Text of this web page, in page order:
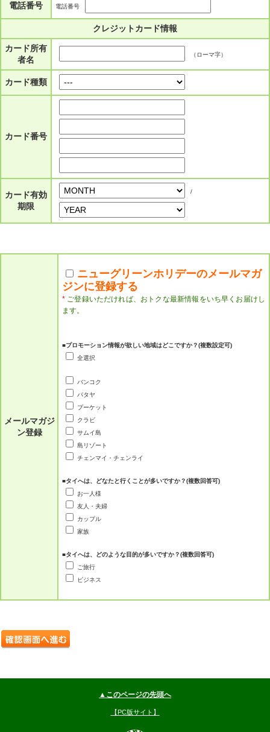
電話番号 電話番号
クレジットカード情報
カード所有
者名
（ローマ字）
カード種類
カード番号
カード有効
期限
/
メールマガジ
ン登録
ニューグリーンホリデーのメールマガ
ジンに登録する
* ご登録いただければ、おトクな最新情報をいち早くお届けし
ます。
■プロモーション情報が欲しい地域はどこですか？(複数設定可)
全選択
バンコク
パタヤ
プーケット
クラビ
サムイ島
島リゾート
チェンマイ・チェンライ
■タイへは、どなたと行くことが多いですか？(複数回答可)
お一人様
友人・夫婦
カップル
家族
■タイへは、どのような目的が多いですか？(複数回答可)
ご旅行
ビジネス
▲このページの先頭へ
【PC版サイト】